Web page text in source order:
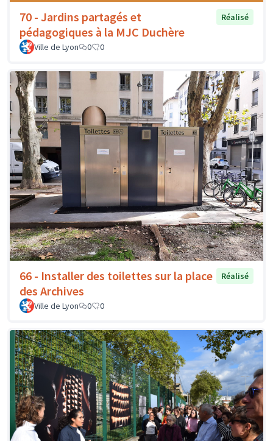
70 - Jardins partagés et
pédagogiques à la MJC Duchère
Réalisé
Ville de Lyon 0 0
66 - Installer des toilettes sur la place
des Archives
Réalisé
Ville de Lyon 0 0